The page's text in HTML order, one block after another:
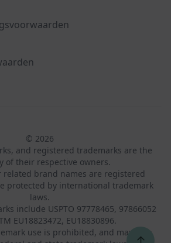
© 2026
and registered trademarks are the
of their respective owners.
related brand names are registered
protected by international trademark
laws.
include USPTO 97778465, 97866052
EU18823472, EU18830896.
use is prohibited, and may be a